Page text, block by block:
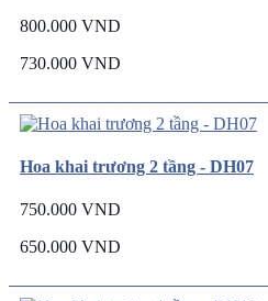
800.000 VND
730.000 VND
Hoa khai trương 2 tầng - DH07
750.000 VND
650.000 VND